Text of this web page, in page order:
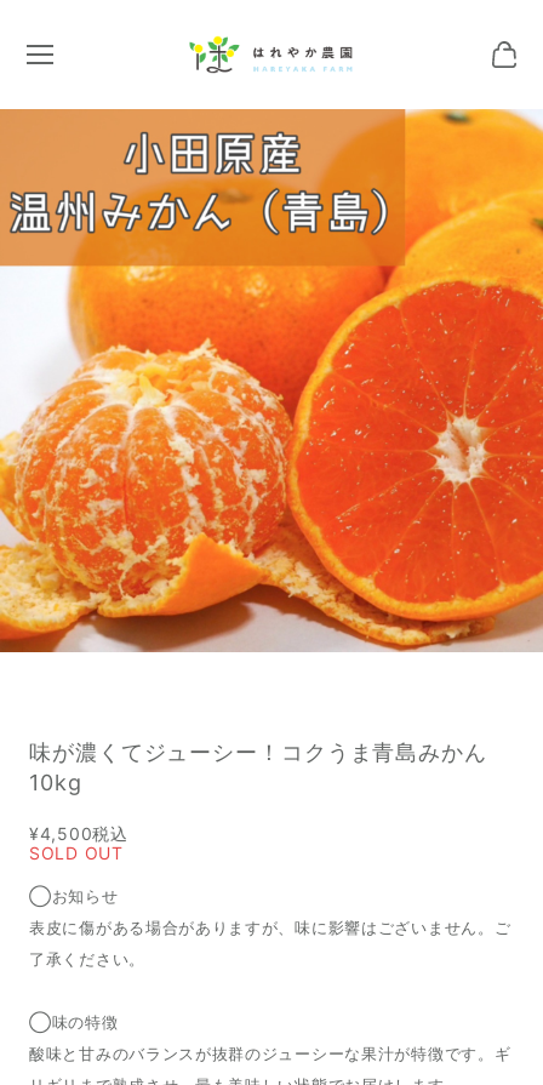
味が濃くてジューシー！コクうま青島みかん
10kg
¥4,500税込
SOLD OUT
◯お知らせ
表皮に傷がある場合がありますが、味に影響はございません。ご
了承ください。
◯味の特徴
酸味と甘みのバランスが抜群のジューシーな果汁が特徴です。ギ